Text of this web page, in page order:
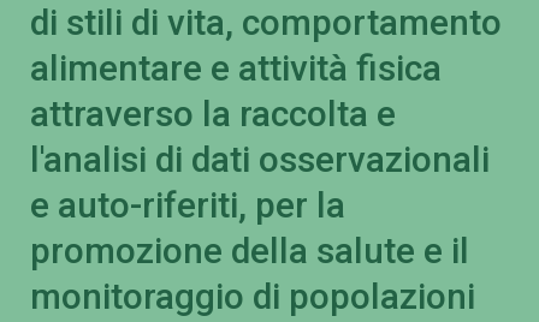
di stili di vita, comportamento
alimentare e attività fisica
attraverso la raccolta e
l'analisi di dati osservazionali
e auto-riferiti, per la
promozione della salute e il
monitoraggio di popolazioni